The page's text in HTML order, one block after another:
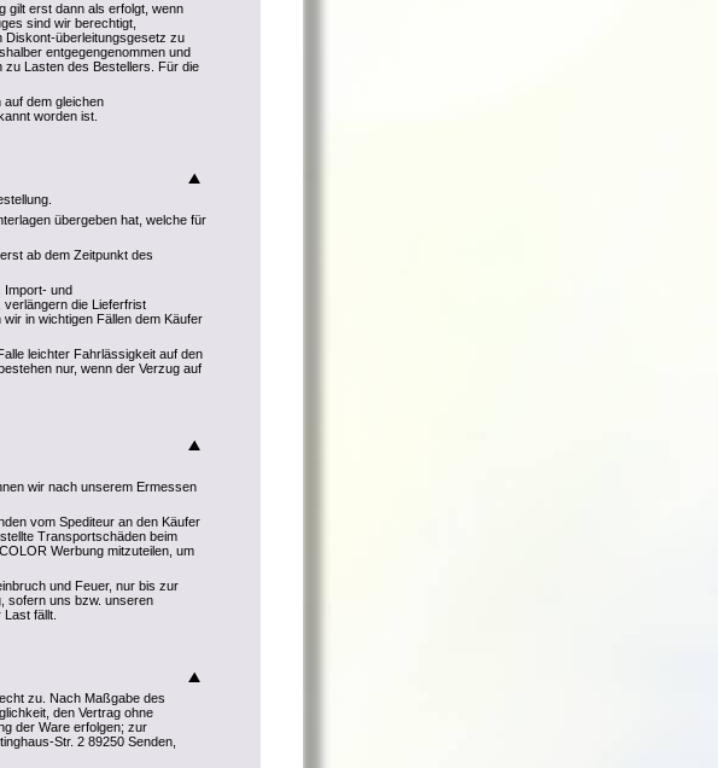
gilt erst dann als erfolgt, wenn
sind wir berechtigt,
Diskont-überleitungsgesetz zu
entgegengenommen und
zu Lasten des Bestellers. Für die
dem gleichen
worden ist.
übergeben hat, welche für
ab dem Zeitpunkt des
Import- und
die Lieferfrist
in wichtigen Fällen dem Käufer
leichter Fahrlässigkeit auf den
nur, wenn der Verzug auf
wir nach unserem Ermessen
vom Spediteur an den Käufer
Transportschäden beim
Werbung mitzuteilen, um
und Feuer, nur bis zur
sofern uns bzw. unseren
fällt.
zu. Nach Maßgabe des
den Vertrag ohne
der Ware erfolgen; zur
Str. 2 89250 Senden,